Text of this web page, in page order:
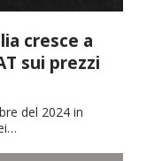
cresce a
sui prezzi
del 2024 in